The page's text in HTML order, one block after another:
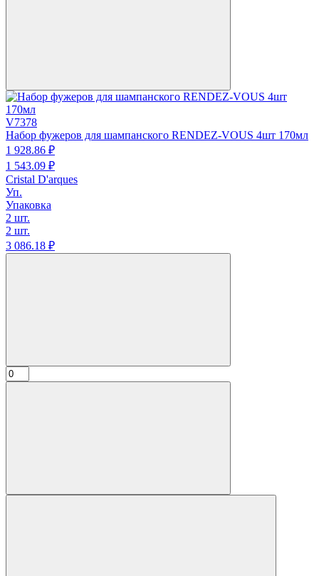
V7378
Набор фужеров для шампанского RENDEZ-VOUS 4шт 170мл
1 928.86 ₽
1 543.09 ₽
Cristal D'arques
Уп.
Упаковка
2 шт.
2 шт.
3 086.18 ₽